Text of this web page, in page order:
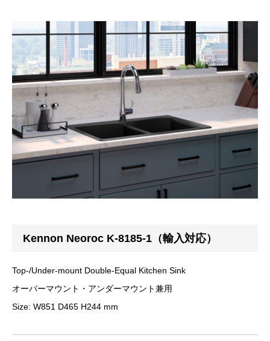
Kennon Neoroc K-8185-1（輸入対応）
Top-/Under-mount Double-Equal Kitchen Sink
オーバーマウント・アンダーマウント兼用
Size: W851 D465 H244 mm